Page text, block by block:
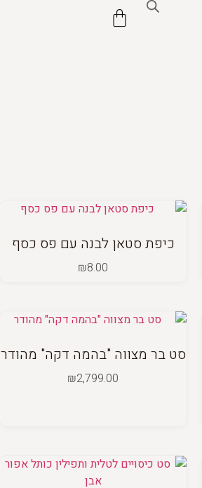
כיפת סטאן לבנה עם פס כסף
₪8.00
סט בר מצווה "בהמה דקה" מהודר
₪2,799.00